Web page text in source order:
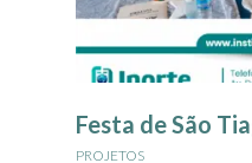
Festa de São
PROJETOS